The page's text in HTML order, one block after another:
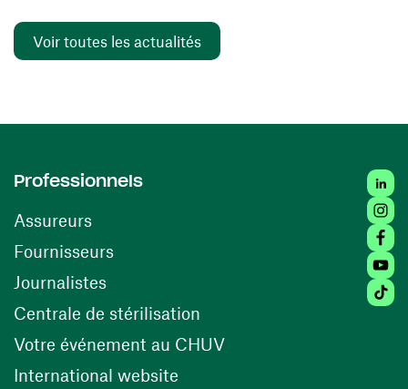
Voir toutes les actualités
Professionnels
Assureurs
Fournisseurs(ouvre une nouvelle fenêtre)
Journalistes
Centrale de stérilisation (ouvre une nouvelle
Votre événement au CHUV(ouvre une nouvelle
International website